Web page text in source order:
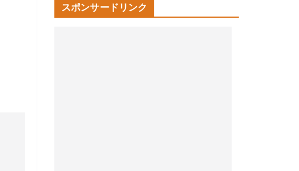
スポンサードリンク